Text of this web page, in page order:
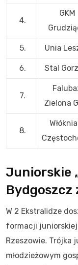
4.
GKM
5. Unia
6. Stal
7.
Zielona
8.
Juniorskie
Bydgoszcz
W 2 Ekstralidze
formacji
Rzeszowie. Trójka
młodzieżowym